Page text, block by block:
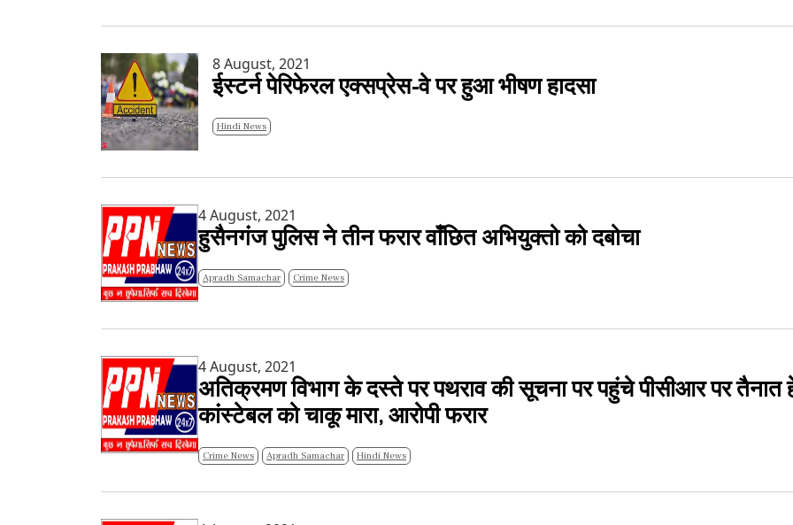
8 August, 2021
ईस्टर्न पेरिफेरल एक्सप्रेस-वे पर हुआ भीषण हादसा
Hindi News
4 August, 2021
हुसैनगंज पुलिस ने तीन फरार वाँछित अभियुक्तो को दबोचा
Apradh Samachar Crime News
4 August, 2021
अतिक्रमण विभाग के दस्ते पर पथराव की सूचना पर पहुंचे पीसीआर पर तैनात
कांस्टेबल को चाकू मारा, आरोपी फरार
Crime News Apradh Samachar Hindi News